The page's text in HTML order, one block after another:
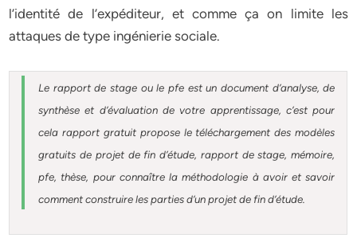
l’identité de l’expéditeur, et comme ça on limite les
attaques de type ingénierie sociale.
Le rapport de stage ou le pfe est un document d’analyse, de
synthèse et d’évaluation de votre apprentissage, c’est pour
cela rapport gratuit propose le téléchargement des modèles
gratuits de projet de fin d’étude, rapport de stage, mémoire,
pfe, thèse, pour connaître la méthodologie à avoir et savoir
comment construire les parties d’un projet de fin d’étude